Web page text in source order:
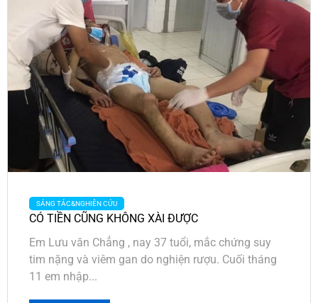
SÁNG TÁC&NGHIÊN CỨU
CÓ TIỀN CŨNG KHÔNG XÀI ĐƯỢC
Em Lưu văn Chẳng , nay 37 tuổi, mắc chứng suy
tim nặng và viêm gan do nghiện rượu. Cuối tháng
11 em nhập...